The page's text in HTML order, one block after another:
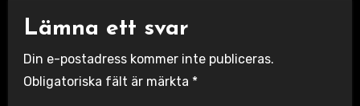
Lämna ett svar
Din e-postadress kommer inte publiceras.
Obligatoriska fält är märkta *